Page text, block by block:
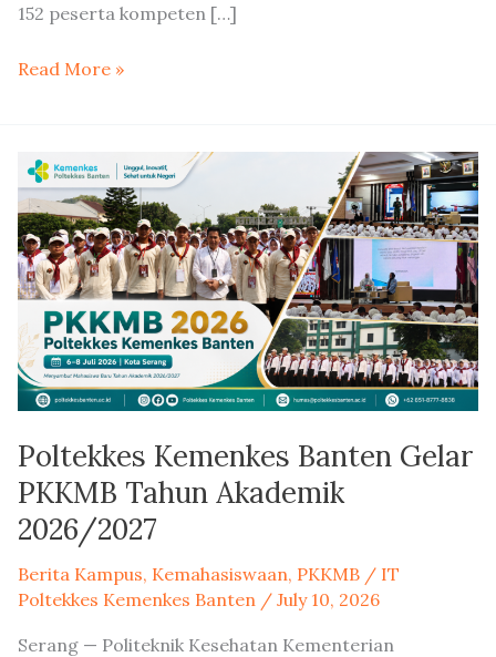
152 peserta kompeten […]
Read More »
Poltekkes Kemenkes Banten Gelar
PKKMB Tahun Akademik
2026/2027
Berita Kampus, Kemahasiswaan, PKKMB / IT
Poltekkes Kemenkes Banten / July 10, 2026
Serang — Politeknik Kesehatan Kementerian
Poltekkes
Kemenkes
Banten
Gelar
PKKMB
Tahun
Akademik
2026/2027